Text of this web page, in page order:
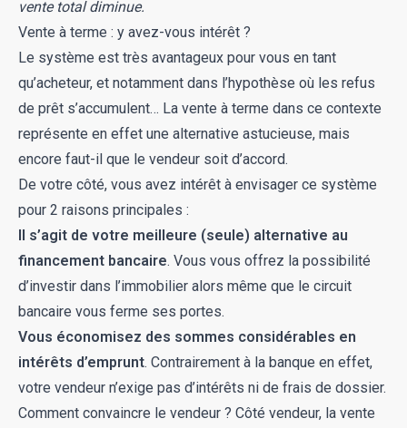
vente total diminue.
Vente à terme : y avez-vous intérêt ?
Le système est très avantageux pour vous en tant
qu’acheteur, et notamment dans l’hypothèse où les refus
de prêt s’accumulent… La vente à terme dans ce contexte
représente en effet une alternative astucieuse, mais
encore faut-il que le vendeur soit d’accord.
De votre côté, vous avez intérêt à envisager ce système
pour 2 raisons principales :
Il s’agit de votre meilleure (seule) alternative au
financement bancaire. Vous vous offrez la possibilité
d’investir dans l’immobilier alors même que le circuit
bancaire vous ferme ses portes.
Vous économisez des sommes considérables en
intérêts d’emprunt. Contrairement à la banque en effet,
votre vendeur n’exige pas d’intérêts ni de frais de dossier.
Comment convaincre le vendeur ? Côté vendeur, la vente